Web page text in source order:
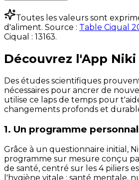
Toutes les valeurs sont
d'aliment. Source : Table Ciqual
Ciqual : 13163.
Découvrez l'App Niki
Des études scientifiques
nécessaires pour ancrer de
utilise ce laps de temps pour
changements profonds et
1. Un programme
Grâce à un questionnaire initial,
programme sur mesure conçu
de santé, centré sur les 4 piliers
l'hygiène vitale : santé mentale,